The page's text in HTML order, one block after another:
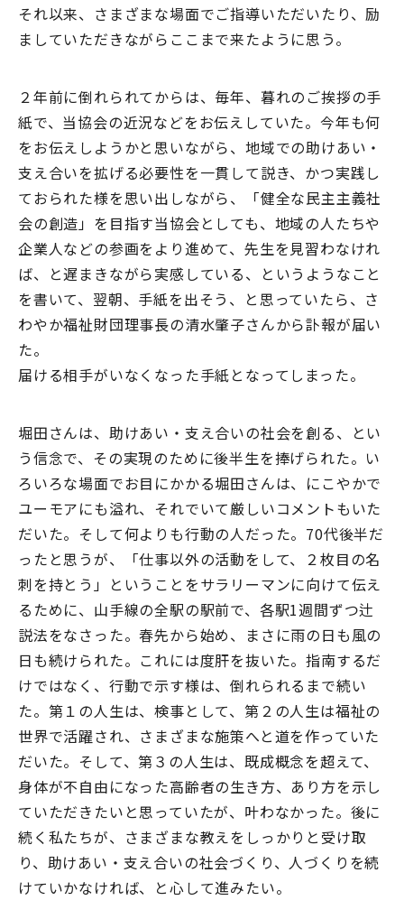
それ以来、さまざまな場面でご指導いただいたり、励
ましていただきながらここまで来たように思う。
２年前に倒れられてからは、毎年、暮れのご挨拶の手
紙で、当協会の近況などをお伝えしていた。今年も何
をお伝えしようかと思いながら、地域での助けあい・
支え合いを拡げる必要性を一貫して説き、かつ実践し
ておられた様を思い出しながら、「健全な民主主義社
会の創造」を目指す当協会としても、地域の人たちや
企業人などの参画をより進めて、先生を見習わなけれ
ば、と遅まきながら実感している、というようなこと
を書いて、翌朝、手紙を出そう、と思っていたら、さ
わやか福祉財団理事長の清水肇子さんから訃報が届い
た。
届ける相手がいなくなった手紙となってしまった。
堀田さんは、助けあい・支え合いの社会を創る、とい
う信念で、その実現のために後半生を捧げられた。い
ろいろな場面でお目にかかる堀田さんは、にこやかで
ユーモアにも溢れ、それでいて厳しいコメントもいた
だいた。そして何よりも行動の人だった。70代後半だ
ったと思うが、「仕事以外の活動をして、２枚目の名
刺を持とう」ということをサラリーマンに向けて伝え
るために、山手線の全駅の駅前で、各駅1週間ずつ辻
説法をなさった。春先から始め、まさに雨の日も風の
日も続けられた。これには度肝を抜いた。指南するだ
けではなく、行動で示す様は、倒れられるまで続い
た。第１の人生は、検事として、第２の人生は福祉の
世界で活躍され、さまざまな施策へと道を作っていた
だいた。そして、第３の人生は、既成概念を超えて、
身体が不自由になった高齢者の生き方、あり方を示し
ていただきたいと思っていたが、叶わなかった。後に
続く私たちが、さまざまな教えをしっかりと受け取
り、助けあい・支え合いの社会づくり、人づくりを続
けていかなければ、と心して進みたい。